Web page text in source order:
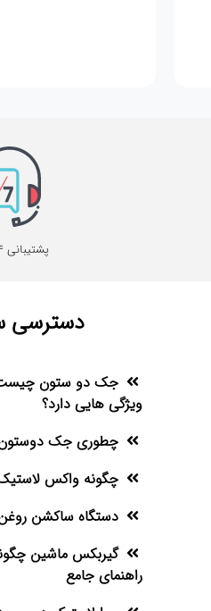
پشتیبانی 24 ساعته
دسترسی
جک دو ستون چیست
ویژگی هایی دارد؟
چطوری جک
چگونه واکس
دستگاه ساکشن
گیربکس ماشین
راهنمای جامع